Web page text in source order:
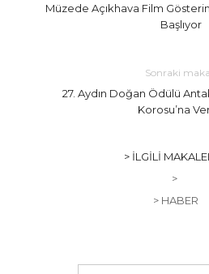
Müzede Açıkhava Film
Başlıyor
Sonraki
27. Aydın Doğan Ödülü
Korosu’na
> İLGILI
>
> HABER